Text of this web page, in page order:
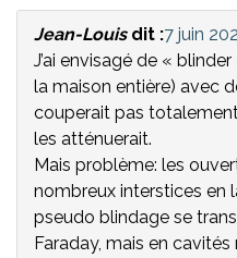
Jean-Louis dit :7 juin
J’ai envisagé de «
la maison entière) avec
couperait pas
les atténuerait.
Mais problème: les
nombreux interstices en
pseudo blindage se
Faraday, mais en cavités